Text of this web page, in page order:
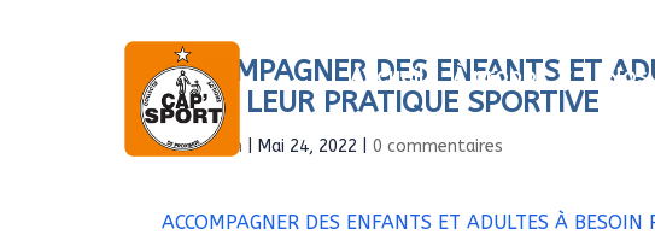
Accueil À propos
ACCOMPAGNER DES ENFANTS ET
DANS LEUR PRATIQUE SPORTIVE
parAdmin Mai 24, 2022 |0 commentaires
ACCOMPAGNER DES ENFANTS ET ADULTES À